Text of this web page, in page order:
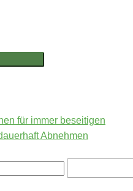
für immer beseitigen
Abnehmen